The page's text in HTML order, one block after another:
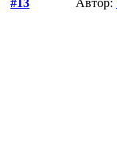
#13 Автор: